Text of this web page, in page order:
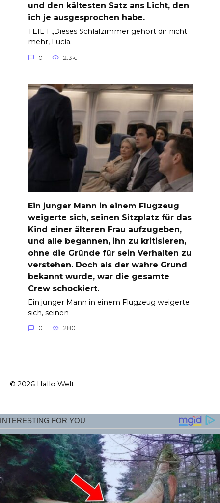
und den kältesten Satz ans Licht, den
ich je ausgesprochen habe.
TEIL 1 „Dieses Schlafzimmer gehört dir nicht
mehr, Lucía.
0 2.3k.
Ein junger Mann in einem Flugzeug
weigerte sich, seinen Sitzplatz für das
Kind einer älteren Frau aufzugeben,
und alle begannen, ihn zu kritisieren,
ohne die Gründe für sein Verhalten zu
verstehen. Doch als der wahre Grund
bekannt wurde, war die gesamte
Crew schockiert.
Ein junger Mann in einem Flugzeug weigerte
sich, seinen
0 280
© 2026 Hallo Welt